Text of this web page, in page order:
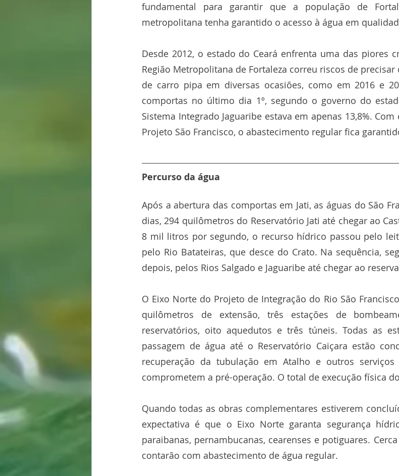
fundamental para garantir que a população de
metropolitana tenha garantido o acesso à água em
Desde 2012, o estado do Ceará enfrenta uma das piores
Região Metropolitana de Fortaleza correu riscos de
de carro pipa em diversas ocasiões, como em 2016 e
comportas no último dia 1º, segundo o governo do
Sistema Integrado Jaguaribe estava em apenas 13,8%.
Projeto São Francisco, o abastecimento regular fica
Percurso da água
Após a abertura das comportas em Jati, as águas do São
dias, 294 quilômetros do Reservatório Jati até chegar ao
8 mil litros por segundo, o recurso hídrico passou pelo
pelo Rio Batateiras, que desce do Crato. Na sequência,
depois, pelos Rios Salgado e Jaguaribe até chegar ao
O Eixo Norte do Projeto de Integração do Rio São
quilômetros de extensão, três estações de
reservatórios, oito aquedutos e três túneis. Todas as
passagem de água até o Reservatório Caiçara estão
recuperação da tubulação em Atalho e outros
comprometem a pré-operação. O total de execução física
Quando todas as obras complementares estiverem
expectativa é que o Eixo Norte garanta segurança
paraibanas, pernambucanas, cearenses e potiguares.
contarão com abastecimento de água regular.